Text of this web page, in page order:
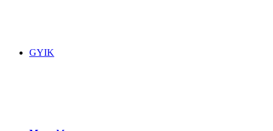
GYIK